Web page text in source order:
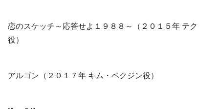
恋のスケッチ～応答せよ１９８８～（２０１５年 テク
役）
アルゴン（２０１７年 キム・ペクジン役）